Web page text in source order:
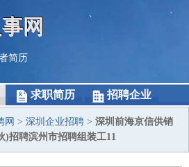
网
简历
求职简历 招聘企业
网 > 深圳企业招聘 > 深圳前海京信供销
)招聘滨州市招聘组装工11